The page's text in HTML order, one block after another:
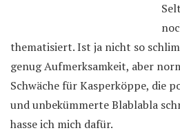
thematisiert. Ist ja nicht so
genug Aufmerksamkeit, aber
Schwäche für Kasperköppe, die
und unbekümmerte Blablabla
hasse ich mich dafür.